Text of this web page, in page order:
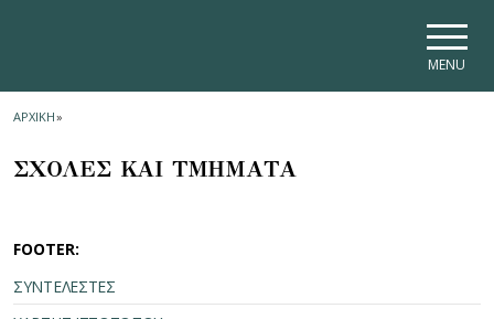
MENU
ΑΡΧΙΚΗ»
ΣΧΟΛΕΣ ΚΑΙ ΤΜΗΜΑΤΑ
FOOTER:
ΣΥΝΤΕΛΕΣΤΕΣ